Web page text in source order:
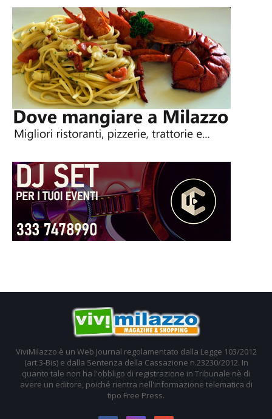
ViviMilazzo è un Web Journal regolamentato dalla Legge 103/2012
(art.3-Bis) e dalla Sentenza della Cassazione n.23230/2012. In
quanto tale non ha l'obbligo di registrazione in Tribunale nè di
avere un editore, poiché rientra nell'informazione telematica di
tipo Free Press.